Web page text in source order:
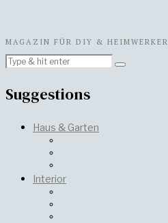
MAGAZIN FÜR DIY & HEIMWERKER
Suggestions
Haus & Garten
Interior